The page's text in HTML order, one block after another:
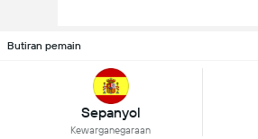
Butiran pemain
Sepanyol
Kewarganegaraan